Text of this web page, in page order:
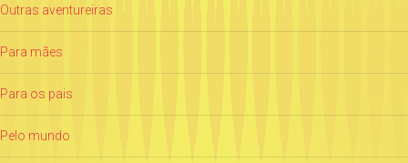
Outras aventureiras
Para mães
Para os pais
Pelo mundo